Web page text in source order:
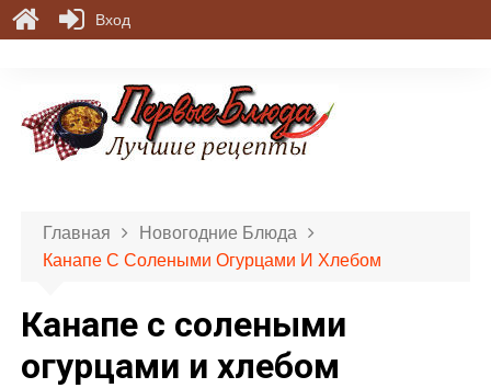
Главная
Новогодние Блюда
Канапе С Солеными Огурцами И Хлебом
Канапе с солеными
огурцами и хлебом
Вход